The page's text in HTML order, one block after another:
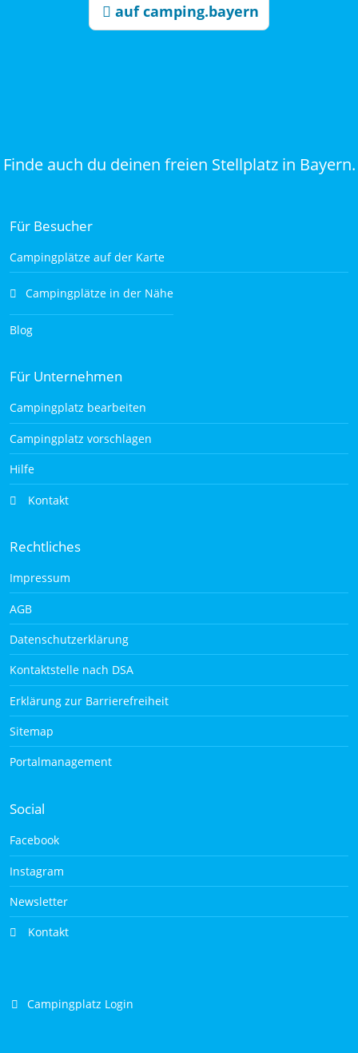
auf camping.bayern
Finde auch du deinen freien Stellplatz in Bayern.
Für Besucher
Campingplätze auf der Karte
Campingplätze in der Nähe
Blog
Für Unternehmen
Campingplatz bearbeiten
Campingplatz vorschlagen
Hilfe
Kontakt
Rechtliches
Impressum
AGB
Datenschutzerklärung
Kontaktstelle nach DSA
Erklärung zur Barrierefreiheit
Sitemap
Portalmanagement
Social
Facebook
Instagram
Newsletter
Kontakt
Campingplatz Login